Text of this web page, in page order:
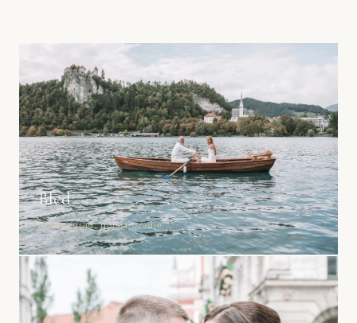
Bled
Jezero, grad, gorski ozadje